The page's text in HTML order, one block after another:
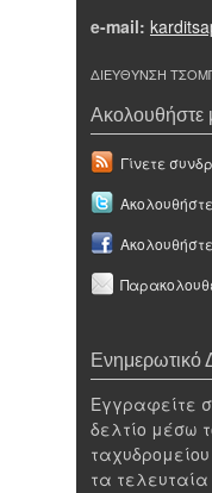
e-mail:
ΔΙΕΥΘΥΝΣΗ
Ακολουθήστε
Γίνετε
Ενημερωτικό
Εγγραφείτε
δελτίο μέσω
τα